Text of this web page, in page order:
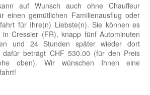
auf Wunsch auch ohne Chauffeur
einen gemütlichen Familienausflug oder
für Ihre(n) Liebste(n). Sie können es
Cressier (FR), knapp fünf Autominuten
und 24 Stunden später wieder dort
dafür beträgt CHF 530.00 (für den Preis
oben). Wir wünschen Ihnen eine